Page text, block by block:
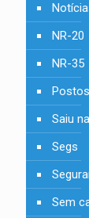
NR-20
NR-35
Saiu
Segs
Sem